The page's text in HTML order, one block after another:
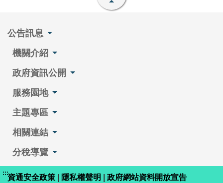
公告訊息
機關介紹
政府資訊公開
服務園地
主題專區
相關連結
分稅導覽
:::資通安全政策 隱私權聲明 政府網站資料開放宣告